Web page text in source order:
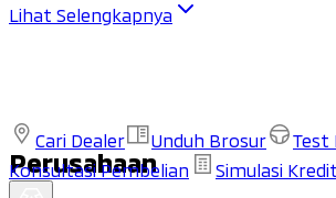
Lihat Selengkapnya
Cari Dealer Unduh Brosur
Test
Konsultasi Pembelian
Simulasi Kredit
Perusahaan